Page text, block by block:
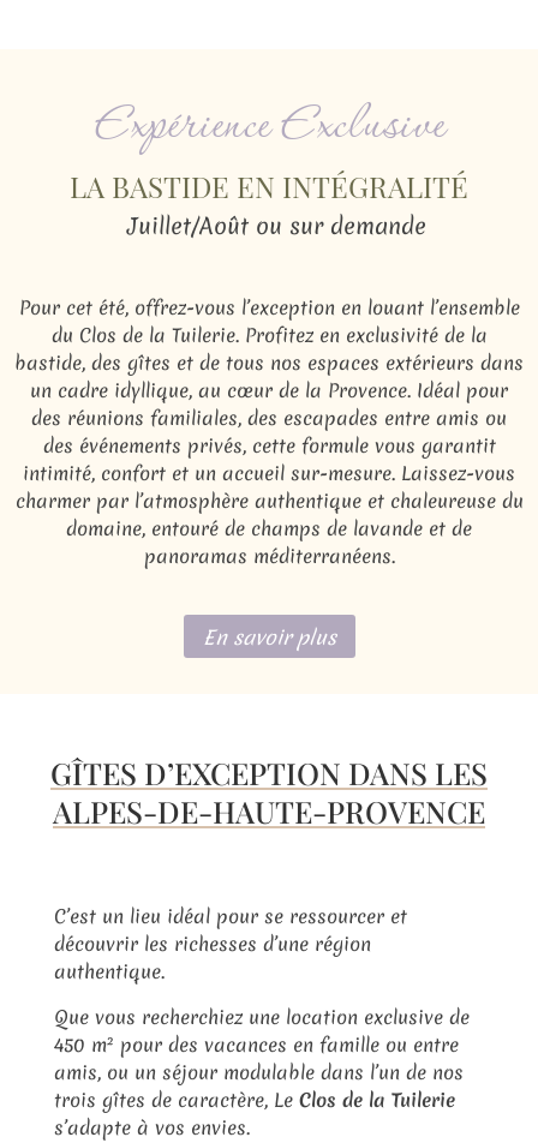
Expérience Exclusive
LA BASTIDE EN INTÉGRALITÉ
Juillet/Août ou sur demande
Pour cet été, offrez-vous l’exception en louant l’ensemble
du Clos de la Tuilerie. Profitez en exclusivité de la
bastide, des gîtes et de tous nos espaces extérieurs dans
un cadre idyllique, au cœur de la Provence. Idéal pour
des réunions familiales, des escapades entre amis ou
des événements privés, cette formule vous garantit
intimité, confort et un accueil sur-mesure. Laissez-vous
charmer par l’atmosphère authentique et chaleureuse du
domaine, entouré de champs de lavande et de
panoramas méditerranéens.
En savoir plus
GÎTES D’EXCEPTION DANS LES
ALPES-DE-HAUTE-PROVENCE
C’est un lieu idéal pour se ressourcer et
découvrir les richesses d’une région
authentique.
Que vous recherchiez une location exclusive de
450 m² pour des vacances en famille ou entre
amis, ou un séjour modulable dans l’un de nos
trois gîtes de caractère, Le Clos de la Tuilerie
s’adapte à vos envies.